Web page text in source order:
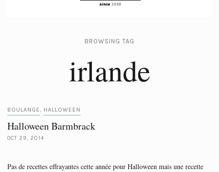
BROWSING TAG
irlande
BOULANGE, HALLOWEEN
Halloween Barmbrack
OCT 29, 2014
Pas de recettes effrayantes cette année pour Halloween mais une recette